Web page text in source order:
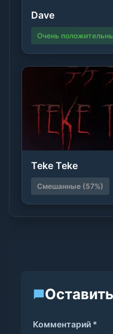
Dave
Очень
Teke Teke
Смешанные (57%)
Комментарий *